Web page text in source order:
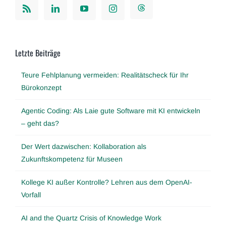
Letzte Beiträge
Teure Fehlplanung vermeiden: Realitätscheck für Ihr
Bürokonzept
Agentic Coding: Als Laie gute Software mit KI entwickeln
– geht das?
Der Wert dazwischen: Kollaboration als
Zukunftskompetenz für Museen
Kollege KI außer Kontrolle? Lehren aus dem OpenAI-
Vorfall
AI and the Quartz Crisis of Knowledge Work